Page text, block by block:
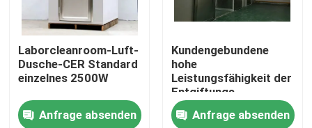
Fabrik-Ausflug
Qualitätskontrolle
Treten Sie mit uns in Verbindung
Laborcleanroom-Luft-
Dusche-CER Standard
einzelnes 2500W
Anfrage absenden
Kundengebundene
hohe
Leistungsfähigkeit der
Entgiftungs-
Edelstahl-Luft-
Dusche1100w
Anfrage absenden